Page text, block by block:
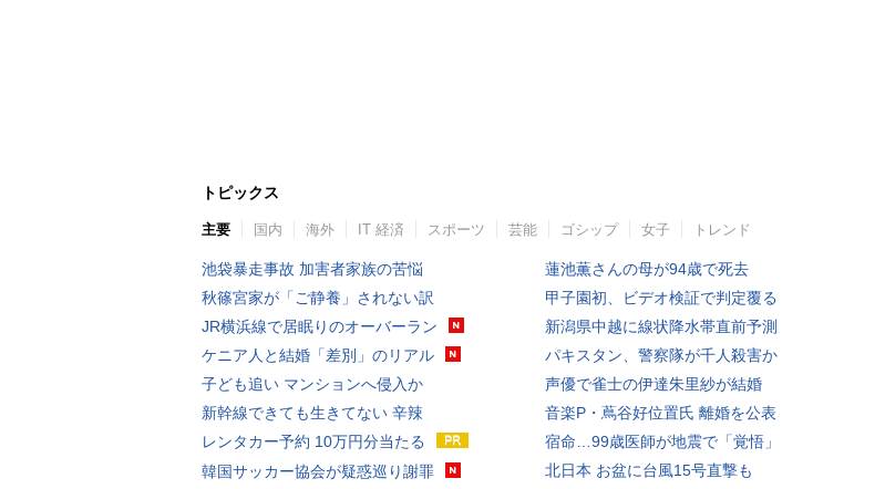
トピックス
主要 国内 海外 IT 経済 スポーツ 芸能 ゴシップ 女子 トレンド
池袋暴走事故 加害者家族の苦悩
秋篠宮家が「ご静養」されない訳
JR横浜線で居眠りのオーバーラン
ケニア人と結婚「差別」のリアル
子ども追い マンションへ侵入か
新幹線できても生きてない 辛辣
レンタカー予約 10万円分当たる
韓国サッカー協会が疑惑巡り謝罪
蓮池薫さんの母が94歳で死去
甲子園初、ビデオ検証で判定覆る
新潟県中越に線状降水帯直前予測
パキスタン、警察隊が千人殺害か
声優で雀士の伊達朱里紗が結婚
音楽P・蔦谷好位置氏 離婚を公表
宿命…99歳医師が地震で「覚悟」
北日本 お盆に台風15号直撃も